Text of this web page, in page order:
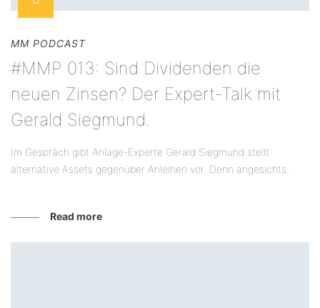
MM PODCAST
#MMP 013: Sind Dividenden die
neuen Zinsen? Der Expert-Talk mit
Gerald Siegmund.
Im Gespräch gibt Anlage-Experte Gerald Siegmund stellt
alternative Assets gegenüber Anleihen vor. Denn angesichts...
Read more